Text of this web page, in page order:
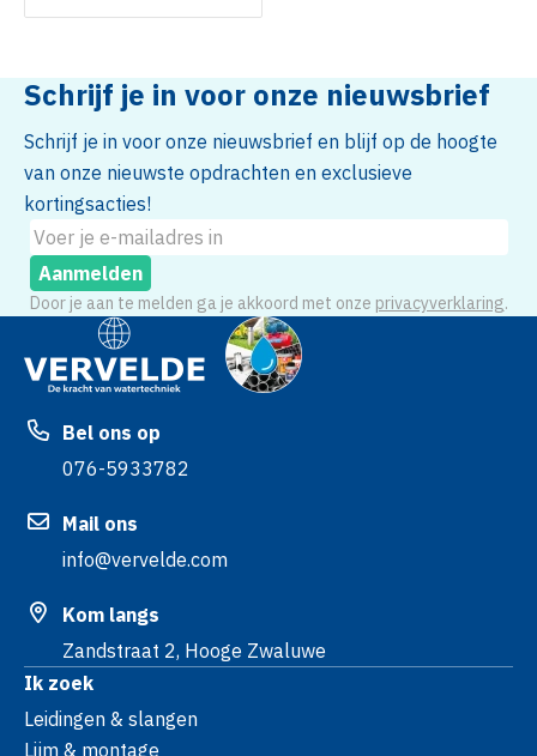
Schrijf je in voor onze nieuwsbrief
Schrijf je in voor onze nieuwsbrief en blijf op de hoogte
van onze nieuwste opdrachten en exclusieve
kortingsacties!
Aanmelden
Door je aan te melden ga je akkoord met onze privacyverklaring.
Bel ons op
076-5933782
Mail ons
info@vervelde.com
Kom langs
Zandstraat 2, Hooge Zwaluwe
Ik zoek
Leidingen & slangen
Lijm & montage